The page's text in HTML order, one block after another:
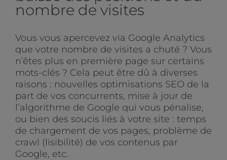
nombre de visites
Vous vous apercevez via Google Analytics
que votre nombre de visites a chuté ? Vous
n’êtes plus en première page sur certains
mots-clés ? Cela peut être dû à diverses
raisons : nouvelles optimisations SEO de la
part de vos concurrents, mise à jour de
l’algorithme de Google qui vous pénalise,
ou bien des soucis liés à votre site : temps
de chargement de vos pages, problème de
crawl (lisibilité) de vos contenus par
Google, etc.